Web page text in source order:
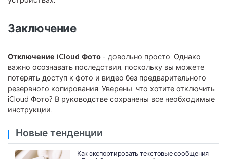
Заключение
Отключение iCloud Фото - довольно просто. Однако
важно осознавать последствия, поскольку вы можете
потерять доступ к фото и видео без предварительного
резервного копирования. Уверены, что хотите отключить
iCloud Фото? В руководстве сохранены все необходимые
инструкции.
Новые тенденции
Как экспортировать текстовые сообщения